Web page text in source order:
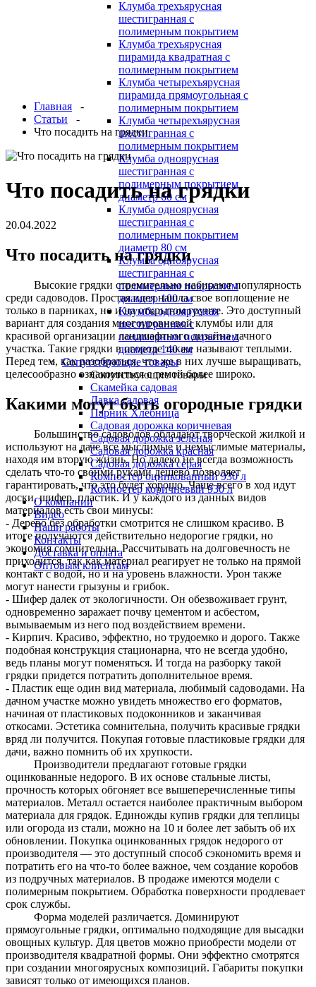
Клумба трехъярусная
шестигранная с
полимерным покрытием
Клумба трехъярусная
пирамида квадратная с
полимерным покрытием
Клумба четырехъярусная
пирамида прямоугольная с
полимерным покрытием
Клумба четырехъярусная
шестигранная с
полимерным покрытием
Клумба одноярусная
шестигранная с
полимерным покрытием
диаметр 60 см
Клумба одноярусная
шестигранная с
полимерным покрытием
диаметр 80 см
Клумба одноярусная
шестигранная с
полимерным покрытием
диаметр 100 см
Клумба одноярусная
шестигранная с
полимерным покрытием
диаметр 140 см
Сопутствующие товары
Сопутствующие товары
Скамейка садовая
Лавка садовая
Парник Хлебница
Садовая дорожка коричневая
Садовая дорожка зелёная
Садовая дорожка красная
Садовая дорожка серая
Компостер оцинкованный 930 л
Компостер коричневый 930 л
О компании
Видео
Наши работы
Контакты
Доставка и оплата
Оптовым клиентам
Главная -
Статьи -
Что посадить на грядки
Что посадить на грядки
20.04.2022
Что посадить на грядки
Высокие грядки стремительно набирают популярность
среди садоводов. Простая идея нашла свое воплощение не
только в парниках, но и на открытом грунте. Это доступный
вариант для создания многоуровневой клумбы или для
красивой организации ландшафтного дизайна дачного
участка. Такие грядки в огороде также называют теплыми.
Перед тем, как разобраться, что же в них лучше выращивать,
целесообразно ознакомиться с темой более широко.
Какими могут быть огородные грядки
Большинство садоводов обладают творческой жилкой и
используют на даче все мыслимые и немыслимые материалы,
находя им вторую жизнь. Но далеко не всегда возможность
сделать что-то своими руками дешево позволяет
гарантировать, что это будет хорошо. Чаще всего в ход идут
доски, шифер, пластик. И у каждого из данных видов
материалов есть свои минусы:
- Дерево без обработки смотрится не слишком красиво. В
итоге получаются действительно недорогие грядки, но
экономия сомнительна. Рассчитывать на долговечность не
приходится, так как материал реагирует не только на прямой
контакт с водой, но и на уровень влажности. Урон также
могут нанести грызуны и грибок.
- Шифер далек от экологичности. Он обезвоживает грунт,
одновременно заражает почву цементом и асбестом,
вымываемым из него под воздействием времени.
- Кирпич. Красиво, эффектно, но трудоемко и дорого. Также
подобная конструкция стационарна, что не всегда удобно,
ведь планы могут поменяться. И тогда на разборку такой
грядки придется потратить дополнительное время.
- Пластик еще один вид материала, любимый садоводами. На
дачном участке можно увидеть множество его форматов,
начиная от пластиковых подоконников и заканчивая
откосами. Эстетика сомнительна, получить красивые грядки
вряд ли получится. Покупая готовые пластиковые грядки для
дачи, важно помнить об их хрупкости.
Производители предлагают готовые грядки
оцинкованные недорого. В их основе стальные листы,
прочность которых обгоняет все вышеперечисленные типы
материалов. Металл остается наиболее практичным выбором
материала для грядок. Единожды купив грядки для теплицы
или огорода из стали, можно на 10 и более лет забыть об их
обновлении. Покупка оцинкованных грядок недорого от
производителя — это доступный способ сэкономить время и
потратить его на что-то более важное, чем создание коробов
из подручных материалов. В продаже имеются модели с
полимерным покрытием. Обработка поверхности продлевает
срок службы.
Форма моделей различается. Доминируют
прямоугольные грядки, оптимально подходящие для высадки
овощных культур. Для цветов можно приобрести модели от
производителя квадратной формы. Они эффектно смотрятся
при создании многоярусных композиций. Габариты покупки
зависят только от имеющихся планов.